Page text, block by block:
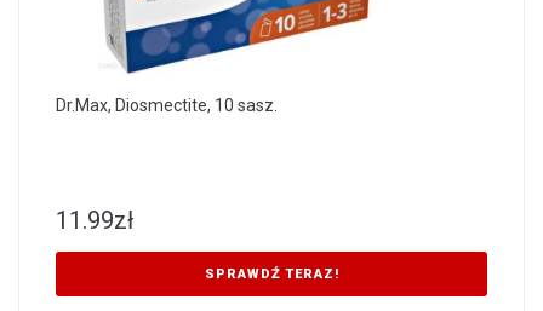
Dr.Max, Diosmectite, 10 sasz.
11.99zł
SPRAWDŹ TERAZ!